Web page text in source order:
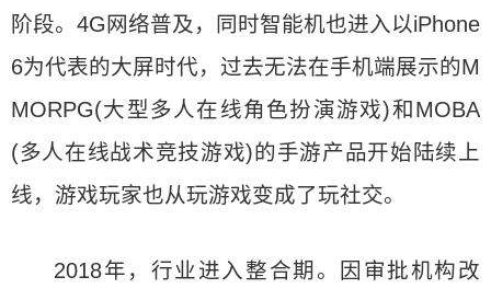
阶段。4G网络普及，同时智能机也进入以iPhone
6为代表的大屏时代，过去无法在手机端展示的M
MORPG(大型多人在线角色扮演游戏)和MOBA
(多人在线战术竞技游戏)的手游产品开始陆续上
线，游戏玩家也从玩游戏变成了玩社交。
2018年，行业进入整合期。因审批机构改